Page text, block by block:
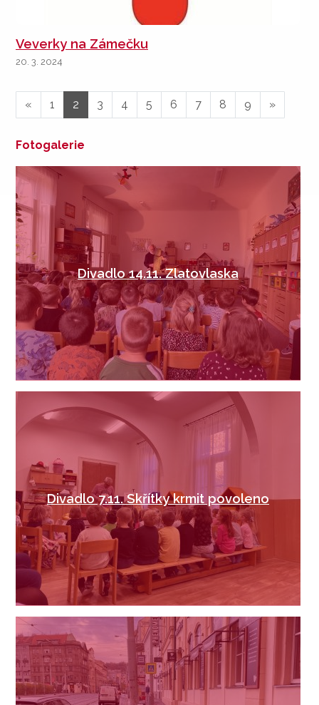
Veverky na Zámečku
20. 3. 2024
« 1 2 3 4 5 6 7 8 9 »
Fotogalerie
Divadlo 14.11. Zlatovlaska
Divadlo 7.11. Skřítky krmit povoleno